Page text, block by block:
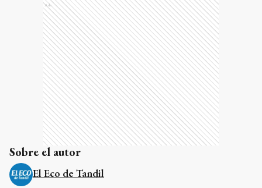
Ads
Sobre el autor
El Eco de Tandil